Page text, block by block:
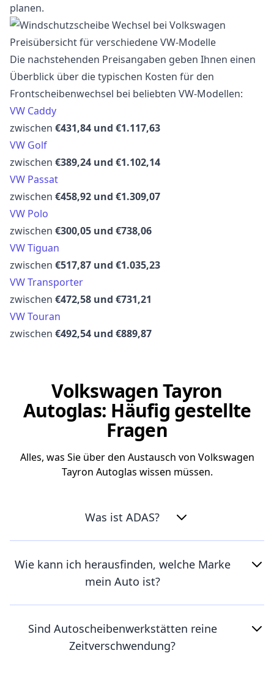
planen.
Preisübersicht für verschiedene VW-Modelle
Die nachstehenden Preisangaben geben Ihnen einen
Überblick über die typischen Kosten für den
Frontscheibenwechsel bei beliebten VW-Modellen:
VW Caddy
zwischen €431,84 und €1.117,63
VW Golf
zwischen €389,24 und €1.102,14
VW Passat
zwischen €458,92 und €1.309,07
VW Polo
zwischen €300,05 und €738,06
VW Tiguan
zwischen €517,87 und €1.035,23
VW Transporter
zwischen €472,58 und €731,21
VW Touran
zwischen €492,54 und €889,87
Volkswagen Tayron
Autoglas: Häufig gestellte
Fragen
Alles, was Sie über den Austausch von Volkswagen
Tayron Autoglas wissen müssen.
Was ist ADAS?
Wie kann ich herausfinden, welche Marke
mein Auto ist?
Sind Autoscheibenwerkstätten reine
Zeitverschwendung?